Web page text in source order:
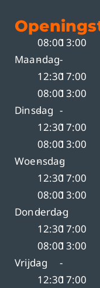
Maandag
08:00
-
12:30
13:00
-
17:00
Dinsdag
08:00
-
12:30
13:00
-
17:00
Woensdag
08:00
-
12:30
13:00
-
17:00
Donderdag
08:00
-
12:30
13:00
-
17:00
Vrijdag
08:00
-
12:30
13:00
-
17:00